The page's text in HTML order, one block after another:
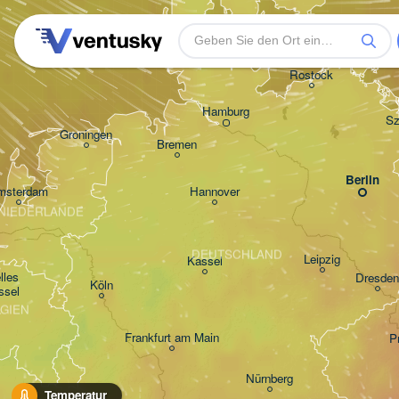
Temperatur
Hamburg
Köln
Frankfurt am Main
Bremen
Hannover
Nürnberg
Kassel
Groningen
DEUTSCHLAND
Berlin
Leipzig
Dresden
Rostock